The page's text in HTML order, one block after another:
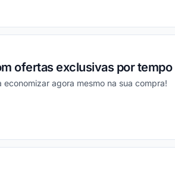
ofertas exclusivas por tempo
agora mesmo na sua compra!